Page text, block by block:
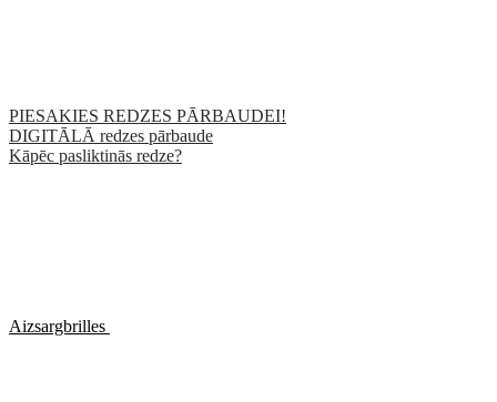
PIESAKIES REDZES PĀRBAUDEI!
DIGITĀLĀ redzes pārbaude
Kāpēc pasliktinās redze?
Aizsargbrilles